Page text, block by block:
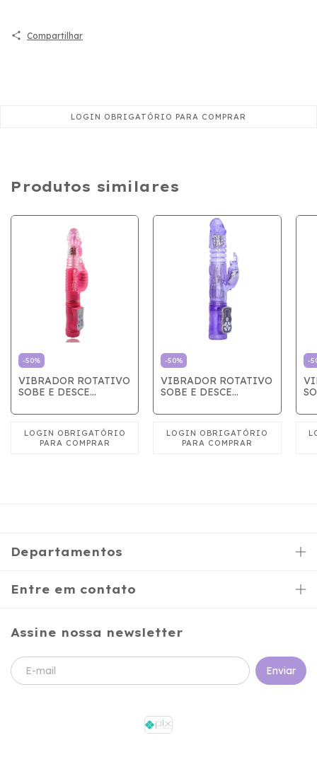
Compartilhar
Produtos similares
-50%
VIBRADOR ROTATIVO
SOBE E DESCE
ESTIMULADOR ROSA
-50%
VIBRADOR ROTATIVO
SOBE E DESCE
ESTIMULADOR LILAS
-
Departamentos
Entre em contato
Assine nossa newsletter